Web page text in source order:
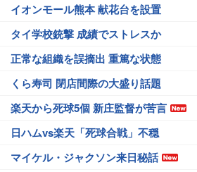
イオンモール熊本 献花台を設置
タイ学校銃撃 成績でストレスか
正常な組織を誤摘出 重篤な状態
くら寿司 閉店間際の大盛り話題
楽天から死球5個 新庄監督が苦言
日ハムvs楽天「死球合戦」不穏
マイケル・ジャクソン来日秘話